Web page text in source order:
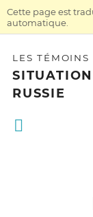
Cette page est
automatique.
LES
RUSSIE